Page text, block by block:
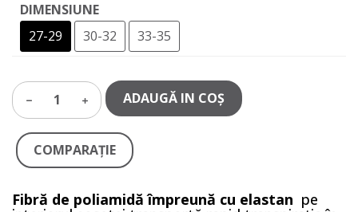
DIMENSIUNE
27-29
30-32 33-35
1 ADAUGĂ IN COŞ
COMPARAŢIE
Fibră de poliamidă împreună cu elastan pe